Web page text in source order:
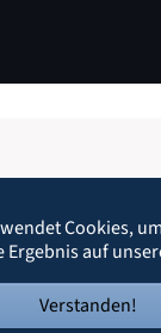
Cookies,
Ergebnis auf
Verstanden!
- Theo Langstraat